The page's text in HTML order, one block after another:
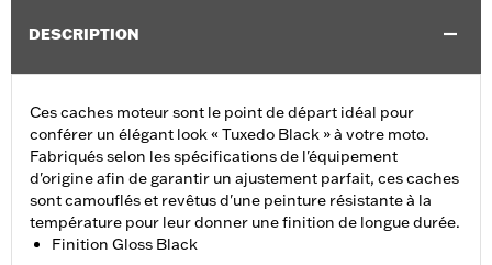
DESCRIPTION
Ces caches moteur sont le point de départ idéal pour
conférer un élégant look « Tuxedo Black » à votre moto.
Fabriqués selon les spécifications de l'équipement
d'origine afin de garantir un ajustement parfait, ces caches
sont camouflés et revêtus d'une peinture résistante à la
température pour leur donner une finition de longue durée.
Finition Gloss Black